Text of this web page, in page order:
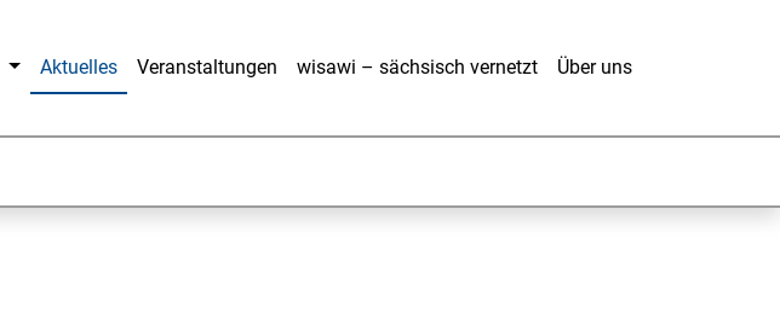
Aktuelles Veranstaltungen wisawi – sächsisch vernetzt Über uns